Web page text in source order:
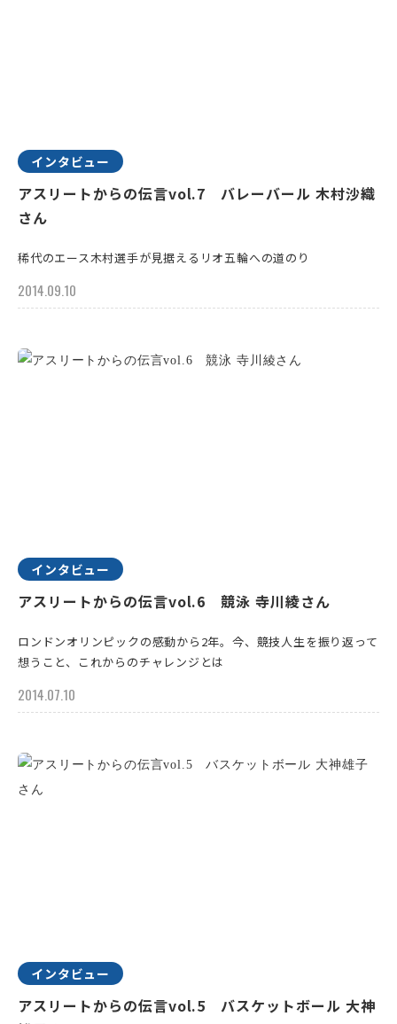
インタビュー
アスリートからの伝言vol.7 バレーバール 木村沙織
さん
稀代のエース木村選手が見据えるリオ五輪への道のり
2014.09.10
インタビュー
アスリートからの伝言vol.6 競泳 寺川綾さん
ロンドンオリンピックの感動から2年。今、競技人生を振り返って
想うこと、これからのチャレンジとは
2014.07.10
インタビュー
アスリートからの伝言vol.5 バスケットボール 大神